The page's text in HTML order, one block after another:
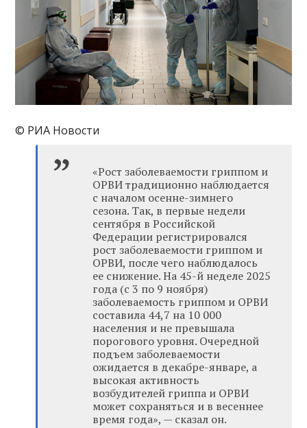
© РИА Новости
«Рост заболеваемости гриппом и
ОРВИ традиционно наблюдается
с началом осенне-зимнего
сезона. Так, в первые недели
сентября в Российской
Федерации регистрировался
рост заболеваемости гриппом и
ОРВИ, после чего наблюдалось
ее снижение. На 45-й неделе 2025
года (с 3 по 9 ноября)
заболеваемость гриппом и ОРВИ
составила 44,7 на 10 000
населения и не превышала
порогового уровня. Очередной
подъем заболеваемости
ожидается в декабре-январе, а
высокая активность
возбудителей гриппа и ОРВИ
может сохраняться и в весеннее
время года», — сказал он.